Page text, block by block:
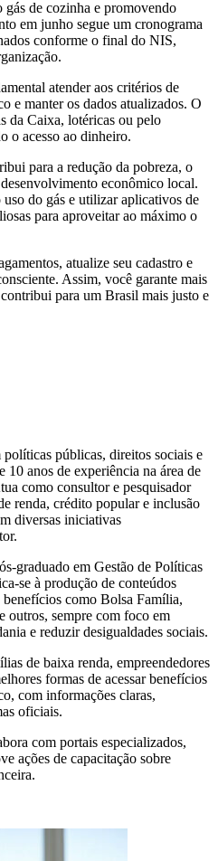
gás de cozinha e promovendo
em junho segue um cronograma
conforme o final do NIS,
atender aos critérios de
e manter os dados atualizados. O
da Caixa, lotéricas ou pelo
o acesso ao dinheiro.
para a redução da pobreza, o
econômico local.
do gás e utilizar aplicativos de
para aproveitar ao máximo o
atualize seu cadastro e
Assim, você garante mais
para um Brasil mais justo e
públicas, direitos sociais e
anos de experiência na área de
como consultor e pesquisador
renda, crédito popular e inclusão
diversas iniciativas
graduado em Gestão de Políticas
se à produção de conteúdos
como Bolsa Família,
sempre com foco em
e reduzir desigualdades sociais.
de baixa renda, empreendedores
formas de acessar benefícios
com informações claras,
oficiais.
com portais especializados,
ações de capacitação sobre